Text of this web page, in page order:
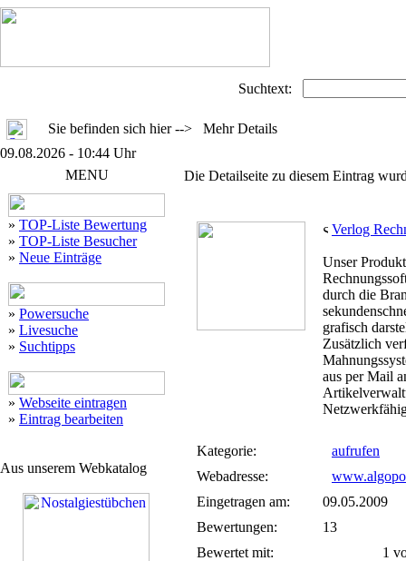
Suchtext:
Sie befinden sich hier --> Mehr Details
09.08.2026 - 10:44 Uhr
MENU
» TOP-Liste Bewertung
» TOP-Liste Besucher
» Neue Einträge
» Powersuche
» Livesuche
» Suchtipps
» Webseite eintragen
» Eintrag bearbeiten
Aus unserem Webkatalog
Die Detailseite zu diesem Eintrag
Verlog
Unser
durch die
grafisch
Zusätzlich
aus per Mail
Kategorie:
aufrufen
Webadresse:
Eingetragen am:
09.05.2009
Bewertungen:
13
Bewertet mit:
1